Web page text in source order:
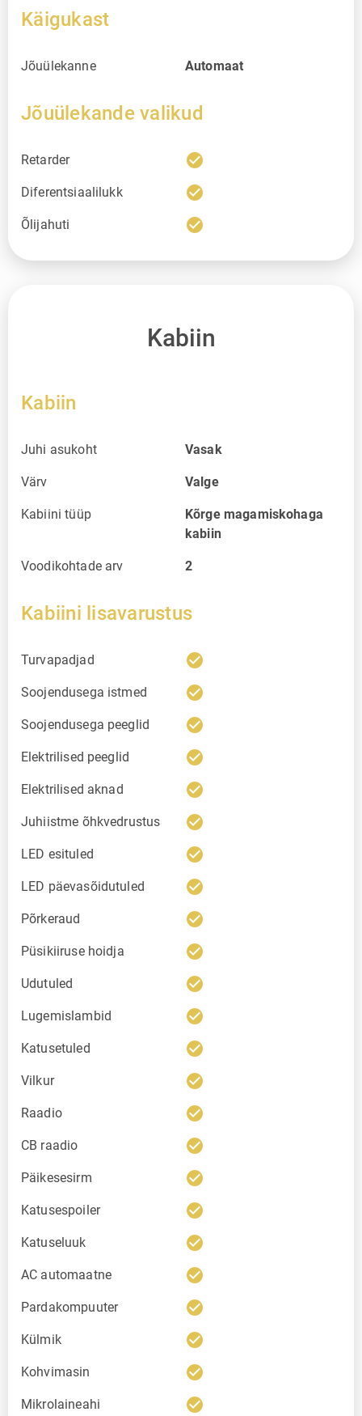
Käigukast
Jõuülekanne Automaat
Jõuülekande valikud
Retarder check_circle
Diferentsiaalilukk check_circle
Õlijahuti check_circle
Kabiin
Kabiin
Juhi asukoht Vasak
Värv Valge
Kabiini tüüp
Kõrge magamiskohaga
kabiin
Voodikohtade arv 2
Kabiini lisavarustus
Turvapadjad check_circle
Soojendusega istmed check_circle
Soojendusega peeglid check_circle
Elektrilised peeglid check_circle
Elektrilised aknad check_circle
Juhiistme õhkvedrustus check_circle
LED esituled check_circle
LED päevasõidutuled check_circle
Põrkeraud check_circle
Püsikiiruse hoidja check_circle
Udutuled check_circle
Lugemislambid check_circle
Katusetuled check_circle
Vilkur check_circle
Raadio check_circle
CB raadio check_circle
Päikesesirm check_circle
Katusespoiler check_circle
Katuseluuk check_circle
AC automaatne check_circle
Pardakompuuter check_circle
Külmik check_circle
Kohvimasin check_circle
Mikrolaineahi check_circle